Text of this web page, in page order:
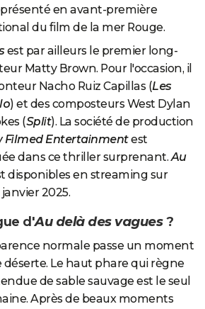
présenté en avant-première
du film de la mer Rouge.
est par ailleurs le premier long-
Matty Brown. Pour l'occasion, il
Nacho Ruiz Capillas (Les
) et des composteurs West Dylan
(Split). La société de production
Filmed Entertainmentest
dans ce thriller surprenant.Au
disponibles en streaming sur
2025.
d'Au delà des vagues?
normale passe un moment
Le haut phare qui règne
de sable sauvage est le seul
Après de beaux moments